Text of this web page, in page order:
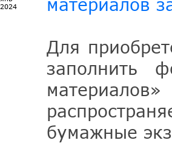
2024
материалов
Для
заполнить
бумажные